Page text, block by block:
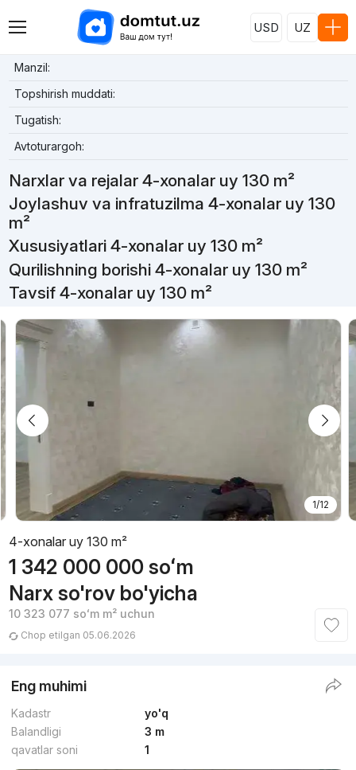
USD UZ
Manzil:
Topshirish muddati:
Tugatish:
Avtoturargoh:
Narxlar va rejalar 4-xonalar uy 130 m²
Joylashuv va infratuzilma 4-xonalar uy 130
m²
Xususiyatlari 4-xonalar uy 130 m²
Qurilishning borishi 4-xonalar uy 130 m²
Tavsif 4-xonalar uy 130 m²
1/12
4-xonalar uy 130 m²
1 342 000 000 soʻm
Narx so'rov bo'yicha
10 323 077 soʻmm² uchun
Chop etilgan 05.06.2026
Eng muhimi
Kadastr
yo'q
Balandligi
3 m
qavatlar soni
1